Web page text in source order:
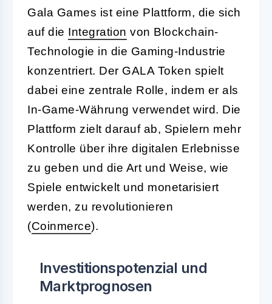
Gala Games ist eine Plattform, die sich
auf die Integration von Blockchain-
Technologie in die Gaming-Industrie
konzentriert. Der GALA Token spielt
dabei eine zentrale Rolle, indem er als
In-Game-Währung verwendet wird. Die
Plattform zielt darauf ab, Spielern mehr
Kontrolle über ihre digitalen Erlebnisse
zu geben und die Art und Weise, wie
Spiele entwickelt und monetarisiert
werden, zu revolutionieren
(Coinmerce).
Investitionspotenzial und
Marktprognosen